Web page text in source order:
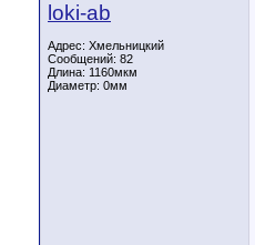
loki-ab
Адрес: Хмельницкий
Сообщений: 82
Длина: 1160мкм
Диаметр: 0мм